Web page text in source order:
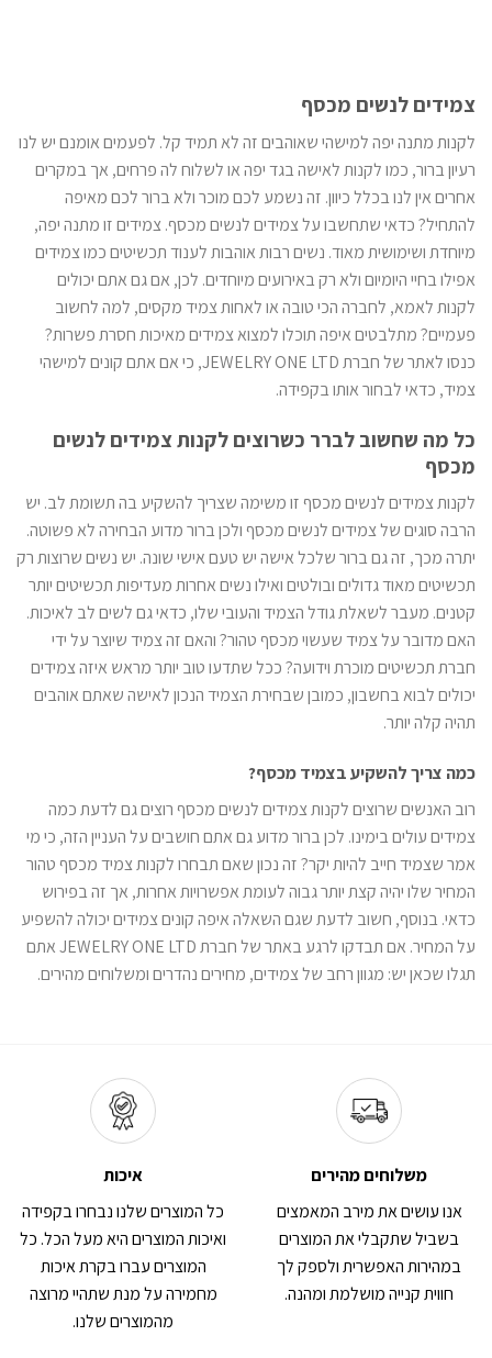
צמידים לנשים מכסף
לקנות מתנה יפה למישהי שאוהבים זה לא תמיד קל. לפעמים אומנם יש לנו
רעיון ברור, כמו לקנות לאישה בגד יפה או לשלוח לה פרחים, אך במקרים
אחרים אין לנו בכלל כיוון. זה נשמע לכם מוכר ולא ברור לכם מאיפה
להתחיל? כדאי שתחשבו על צמידים לנשים מכסף. צמידים זו מתנה יפה,
מיוחדת ושימושית מאוד. נשים רבות אוהבות לענוד תכשיטים כמו צמידים
אפילו בחיי היומיום ולא רק באירועים מיוחדים. לכן, אם גם אתם יכולים
לקנות לאמא, לחברה הכי טובה או לאחות צמיד מקסים, למה לחשוב
פעמיים? מתלבטים איפה תוכלו למצוא צמידים מאיכות חסרת פשרות?
כנסו לאתר של חברת JEWELRY ONE LTD, כי אם אתם קונים למישהי
צמיד, כדאי לבחור אותו בקפידה.
כל מה שחשוב לברר כשרוצים לקנות צמידים לנשים
מכסף
לקנות צמידים לנשים מכסף זו משימה שצריך להשקיע בה תשומת לב. יש
הרבה סוגים של צמידים לנשים מכסף ולכן ברור מדוע הבחירה לא פשוטה.
יתרה מכך, זה גם ברור שלכל אישה יש טעם אישי שונה. יש נשים שרוצות רק
תכשיטים מאוד גדולים ובולטים ואילו נשים אחרות מעדיפות תכשיטים יותר
קטנים. מעבר לשאלת גודל הצמיד והעובי שלו, כדאי גם לשים לב לאיכות.
האם מדובר על צמיד שעשוי מכסף טהור? והאם זה צמיד שיוצר על ידי
חברת תכשיטים מוכרת וידועה? ככל שתדעו טוב יותר מראש איזה צמידים
יכולים לבוא בחשבון, כמובן שבחירת הצמיד הנכון לאישה שאתם אוהבים
תהיה קלה יותר.
כמה צריך להשקיע בצמיד מכסף?
רוב האנשים שרוצים לקנות צמידים לנשים מכסף רוצים גם לדעת כמה
צמידים עולים בימינו. לכן ברור מדוע גם אתם חושבים על העניין הזה, כי מי
אמר שצמיד חייב להיות יקר? זה נכון שאם תבחרו לקנות צמיד מכסף טהור
המחיר שלו יהיה קצת יותר גבוה לעומת אפשרויות אחרות, אך זה בפירוש
כדאי. בנוסף, חשוב לדעת שגם השאלה איפה קונים צמידים יכולה להשפיע
על המחיר. אם תבדקו לרגע באתר של חברת JEWELRY ONE LTD אתם
תגלו שכאן יש: מגוון רחב של צמידים, מחירים נהדרים ומשלוחים מהירים.
משלוחים מהירים
אנו עושים את מירב המאמצים
בשביל שתקבלי את המוצרים
במהירות האפשרית ולספק לך
חווית קנייה מושלמת ומהנה.
איכות
כל המוצרים שלנו נבחרו בקפידה
ואיכות המוצרים היא מעל הכל. כל
המוצרים עברו בקרת איכות
מחמירה על מנת שתהיי מרוצה
מהמוצרים שלנו.